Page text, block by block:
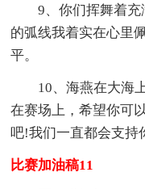
9、你们挥舞着
的弧线我着实在心里
平。
10、海燕在大海
在赛场上，希望你可
吧!我们一直都会支持
比赛加油稿11